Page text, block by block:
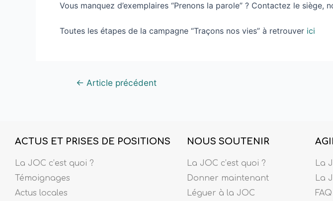
Vous manquez d’exemplaires “Prenons la parole” ? Contactez le
Toutes les étapes de la campagne “Traçons nos vies” à retrouver ici
← Article précédent
ACTUS ET PRISES DE POSITIONS
La JOC c’est quoi ?
Témoignages
Actus locales
NOUS SOUTENIR
La JOC c’est quoi ?
Donner maintenant
Léguer à la JOC
La
La